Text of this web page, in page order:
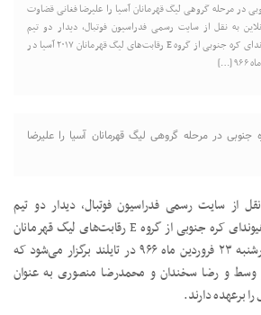
در مرحله گروهی لیگ قهرمانان آسیا را علیرضا فغانی قضاوت
به نقل از سایت رسمی فدراسیون فوتبال، دیدار دو تیم
میوآنگتونگ تایلند و اولسان هیوندای کره جنوبی از گروه E رقابت‌های لیگ قهرمانان ۲۰۱۷ آسیا در
جنوبی در مرحله گروهی لیگ قهرمانان آسیا را علیرضا
از سایت رسمی فدراسیون فوتبال، دیدار دو تیم
میوآنگتونگ تایلند و اولسان هیوندای کره جنوبی از گروه E رقابت‌های لیگ قهرمانان
۲۰۱۷ آسیا در حالی روز چهارشنبه ۲۳ فروردین ماه ۹۶۶ در تایلند برگزار می‌شود که
وسط و رضا سخندان و محمدرضا منصوری به عنوان
برعهده دارند.